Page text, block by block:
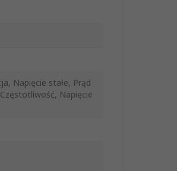
Napięcie stałe, Prąd
Napięcie